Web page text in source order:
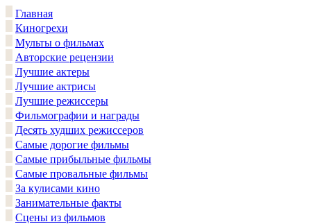
Главная
Киногрехи
Мульты о фильмах
Авторские рецензии
Лучшие актеры
Лучшие актрисы
Лучшие режиссеры
Фильмографии и награды
Десять худших режиссеров
Самые дорогие фильмы
Самые прибыльные фильмы
Самые провальные фильмы
За кулисами кино
Занимательные факты
Сцены из фильмов